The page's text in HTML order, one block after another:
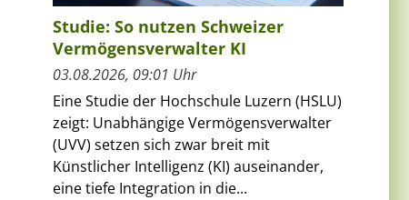
Studie: So nutzen Schweizer
Vermögensverwalter KI
03.08.2026, 09:01 Uhr
Eine Studie der Hochschule Luzern (HSLU)
zeigt: Unabhängige Vermögensverwalter
(UVV) setzen sich zwar breit mit
Künstlicher Intelligenz (KI) auseinander,
eine tiefe Integration in die...